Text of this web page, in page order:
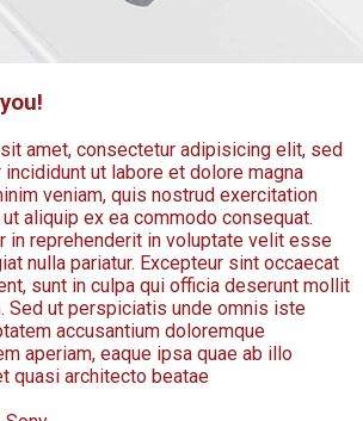
amet, consectetur adipisicing elit, sed
ut labore et dolore magna
veniam, quis nostrud exercitation
aliquip ex ea commodo consequat.
in reprehenderit in voluptate velit esse
nulla pariatur. Excepteur sint occaecat
sunt in culpa qui officia deserunt mollit
Sed ut perspiciatis unde omnis iste
accusantium doloremque
aperiam, eaque ipsa quae ab illo
quasi architecto beatae